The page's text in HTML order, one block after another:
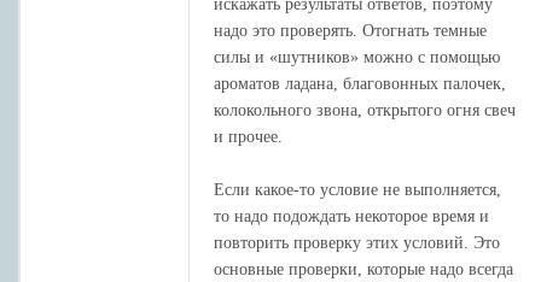
искажать результаты ответов, поэтому
надо это проверять. Отогнать темные
силы и «шутников» можно с помощью
ароматов ладана, благовонных палочек,
колокольного звона, открытого огня свеч
и прочее.
Если какое-то условие не выполняется,
то надо подождать некоторое время и
повторить проверку этих условий. Это
основные проверки, которые надо всегда